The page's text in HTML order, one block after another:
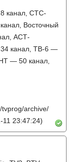
канал, СТС-
Восточный
АСТ-
канал, ТВ-6 —
— 50 канал,
tvprog/archive/
11 23:47:24)